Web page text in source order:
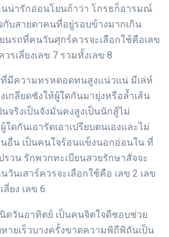
นน่ารักอ่อนโยนถ้าว่า โกรธก็อารมณ์
กับสายตาคนที่อยู่รอบข้างมากเกิน
นรถที่คนวันศุกร์ควรจะเลือกใช้คือเลข
รเลี่ยงเลข 7 รวมทั้งเลข 8
ที่มีความทรหดอดทนสูงแน่วแน่ มีเล่ห์
กลียดชังให้ผู้ใดกันมายุ่งหรือล้ำเส้น
จริงเป็นจังมั่นคงสูงเป็นนักสู้ไม่
ดกันเอารัดเอาเปรียบตนเองและไม่
นอื่น เป็นคนใจร้อนแข็งนอกอ่อนใน ที่
วน รักพวกทะเบียนสวยรักษาสัจจะ
วันเสาร์ควรจะเลือกใช้คือ เลข 2 เลข
ยง เลข 6
ดวันอาทิตย์ เป็นคนจิตใจดีชอบช่วย
ายเร็วบางครั้งขาดความพิถีพิถันเป็น